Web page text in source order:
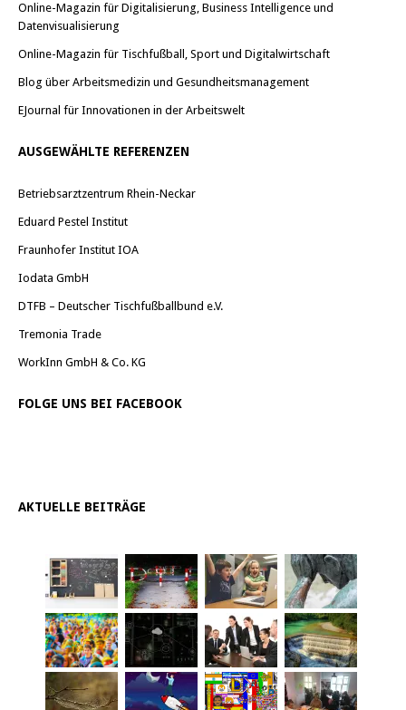
Online-Magazin für Digitalisierung, Business Intelligence und
Datenvisualisierung
Online-Magazin für Tischfußball, Sport und Digitalwirtschaft
Blog über Arbeitsmedizin und Gesundheitsmanagement
EJournal für Innovationen in der Arbeitswelt
AUSGEWÄHLTE REFERENZEN
Betriebsarztzentrum Rhein-Neckar
Eduard Pestel Institut
Fraunhofer Institut IOA
Iodata GmbH
DTFB – Deutscher Tischfußballbund e.V.
Tremonia Trade
WorkInn GmbH & Co. KG
FOLGE UNS BEI FACEBOOK
AKTUELLE BEITRÄGE